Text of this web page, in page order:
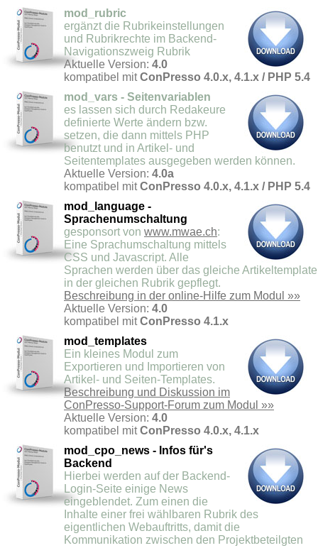
mod_rubric
ergänzt die Rubrikeinstellungen
und Rubrikrechte im Backend-
Navigationszweig Rubrik
Aktuelle Version: 4.0
kompatibel mitConPresso 4.0.x, 4.1.x / PHP 5.4
mod_vars - Seitenvariablen
es lassen sich durch Redakeure
definierte Werte ändern bzw.
setzen, die dann mittels PHP
benutzt und in Artikel- und
Seitentemplates ausgegeben werden können.
Aktuelle Version: 4.0a
kompatibel mitConPresso 4.0.x, 4.1.x / PHP 5.4
mod_language -
Sprachenumschaltung
gesponsort von www.mwae.ch:
Eine Sprachumschaltung mittels
CSS und Javascript. Alle
Sprachen werden über das gleiche Artikeltemplate
in der gleichen Rubrik gepflegt.
Beschreibung in der online-Hilfe zum Modul »»
Aktuelle Version: 4.0
kompatibel mitConPresso 4.1.x
mod_templates
Ein kleines Modul zum
Exportieren und Importieren von
Artikel- und Seiten-Templates.
Beschreibung und Diskussion im
ConPresso-Support-Forum zum Modul »»
Aktuelle Version: 4.0
kompatibel mitConPresso 4.0.x, 4.1.x
mod_cpo_news - Infos für's
Backend
Hierbei werden auf der Backend-
Login-Seite einige News
eingeblendet. Zum einen die
Inhalte einer frei wählbaren Rubrik des
eigentlichen Webauftritts, damit die
Kommunikation zwischen den Projektbeteilgten